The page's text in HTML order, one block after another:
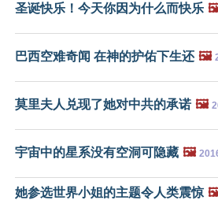
圣诞快乐！今天你因为什么而快乐
巴西空难奇闻 在神的护佑下生还 🖼️
莫里夫人兑现了她对中共的承诺 🖼️
宇宙中的星系没有空洞可隐藏 🖼️
她参选世界小姐的主题令人类震惊